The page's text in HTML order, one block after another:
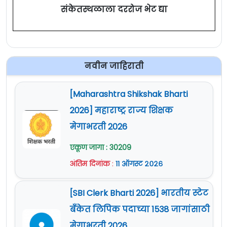
संकेतस्थळाला दररोज भेट द्या
नवीन जाहिराती
[Maharashtra Shikshak Bharti
2026] महाराष्ट्र राज्य शिक्षक
मेगाभरती 2026
एकूण जागा : 30209
अंतिम दिनांक: ११ ऑगस्ट २०२६
[SBI Clerk Bharti 2026] भारतीय स्टेट
बँकेत लिपिक पदाच्या 1538 जागांसाठी